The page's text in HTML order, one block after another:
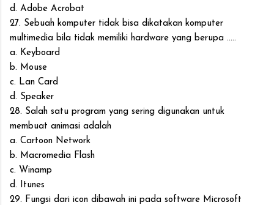
d. Adobe Acrobat
27. Sebuah komputer tidak bisa dikatakan komputer
multimedia bila tidak memiliki hardware yang berupa .....
a. Keyboard
b. Mouse
c. Lan Card
d. Speaker
28. Salah satu program yang sering digunakan untuk
membuat animasi adalah
a. Cartoon Network
b. Macromedia Flash
c. Winamp
d. Itunes
29. Fungsi dari icon dibawah ini pada software Microsoft